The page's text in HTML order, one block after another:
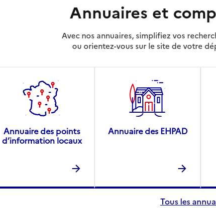
Annuaires et
Avec nos annuaires, simplifiez vos
ou orientez-vous sur le site de votre
Annuaire des points
d’information locaux
Annuaire des EHPAD
Tous les